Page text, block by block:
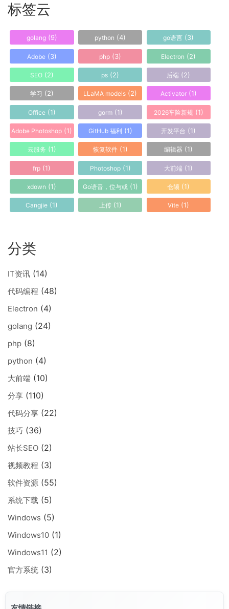
标签云
golang(9) python (4) go语言 (3)
Adobe(3) php (3) Electron (2)
SEO(2) ps (2) 后端 (2)
学习 (2) LLaMA models (2) Activator(1)
Office(1) gorm(1) 2026车险新规(1)
Adobe Photoshop (1) GitHub 福利 (1) 开发平台 (1)
云服务 (1) 恢复软件(1) 编辑器 (1)
frp (1) Photoshop(1) 大前端 (1)
xdown (1) Go语音，位与或(1) 仓颉 (1)
Cangjie (1) 上传(1) Vite (1)
分类
IT资讯 (14)
代码编程 (48)
Electron (4)
golang (24)
php (8)
python (4)
大前端 (10)
分享 (110)
代码分享 (22)
技巧 (36)
站长SEO (2)
视频教程 (3)
软件资源 (55)
系统下载 (5)
Windows (5)
Windows10 (1)
Windows11 (2)
官方系统 (3)